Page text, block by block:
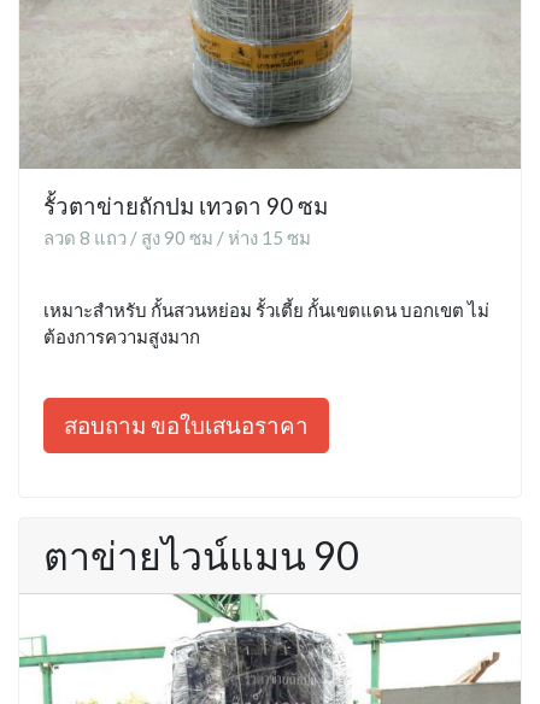
รั้วตาข่ายถักปม เทวดา 90 ซม
ลวด 8 แถว / สูง 90 ซม / ห่าง 15 ซม
เหมาะสำหรับ กั้นสวนหย่อม รั้วเตี้ย กั้นเขตแดน บอกเขต ไม่
ต้องการความสูงมาก
สอบถาม ขอใบเสนอราคา
ตาข่ายไวน์แมน 90